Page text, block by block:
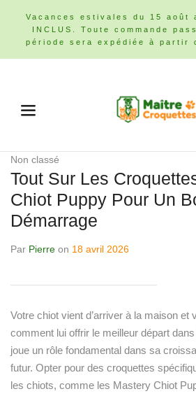
Vacances estivales du 15 août
INCLUS. Toute commande
période sera expédiée à partir
Non classé
Tout Sur Les
Chiot Puppy Pour Un
Démarrage
Par Pierre on 18 avril 2026
Votre chiot vient d’arriver à la maison et
comment lui offrir le meilleur départ dans
joue un rôle fondamental dans sa
futur. Opter pour des croquettes
les chiots, comme les Mastery Chiot